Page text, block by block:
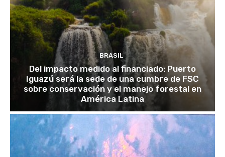
BRASIL
Del impacto medido al financiado: Puerto
Iguazú será la sede de una cumbre de FSC
sobre conservación y el manejo forestal en
América Latina